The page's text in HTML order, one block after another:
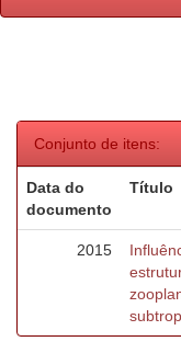
Conjunto de itens:
Data do
documento
Título
2015